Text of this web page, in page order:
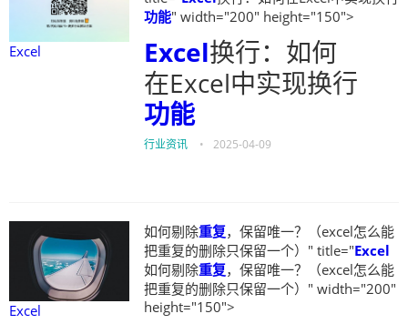
Excel
功能" width="200" height="150">
Excel换行：如何
在Excel中实现换行
功能
行业资讯 • 2025-04-09
Excel
如何剔除重复，保留唯一？（excel怎么能
把重复的删除只保留一个）" title="Excel
如何剔除重复，保留唯一？（excel怎么能
把重复的删除只保留一个）" width="200"
height="150">